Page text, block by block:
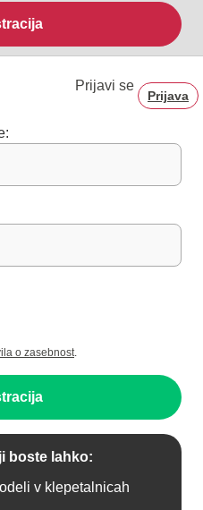
Prijavi se
Prijava
o zasebnost.
boste lahko:
v klepetalnicah